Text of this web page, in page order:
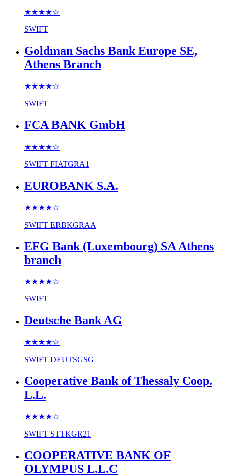
★★★★☆
SWIFT
Goldman Sachs Bank Europe SE,
Athens Branch
★★★★☆
SWIFT
FCA BANK GmbH
★★★★☆
SWIFT FIATGRA1
EUROBANK S.A.
★★★★☆
SWIFT ERBKGRAA
EFG Bank (Luxembourg) SA Athens
branch
★★★★☆
SWIFT
Deutsche Bank AG
★★★★☆
SWIFT DEUTSGSG
Cooperative Bank of Thessaly Coop.
L.L.
★★★★☆
SWIFT STTKGR21
COOPERATIVE BANK OF
OLYMPUS L.L.C